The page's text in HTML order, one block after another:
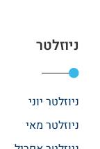
ניוזלטר
ניוזלטר יוני
ניוזלטר מאי